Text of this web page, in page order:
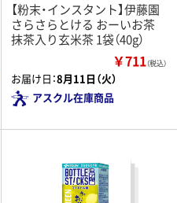
【粉末・インスタント】伊藤園
さらさらとける おーいお茶
抹茶入り玄米茶 1袋（40g）
￥711（税込）
お届け日：8月11日（火）
アスクル在庫商品